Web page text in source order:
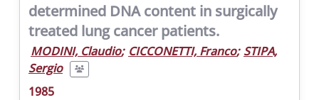
determined DNA content in surgically
treated lung cancer patients.
MODINI, Claudio; CICCONETTI, Franco; STIPA,
Sergio
1985